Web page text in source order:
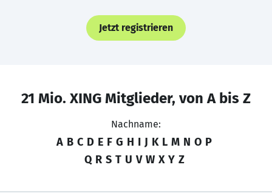
Jetzt registrieren
21 Mio. XING Mitglieder, von A bis Z
Nachname:
A B C D E F G H I J K L M N O P
Q R S T U V W X Y Z